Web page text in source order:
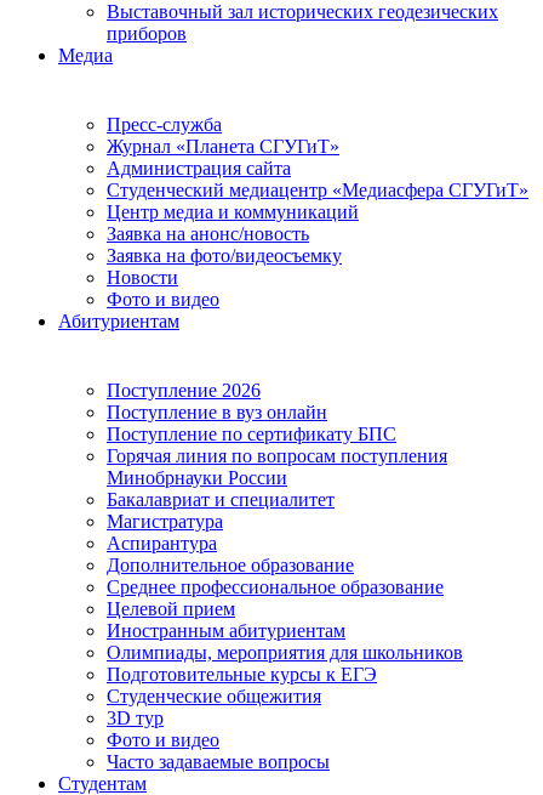
Выставочный зал исторических геодезических
приборов
Медиа
Пресс-служба
Журнал «Планета СГУГиТ»
Администрация сайта
Студенческий медиацентр «Медиасфера СГУГиТ»
Центр медиа и коммуникаций
Заявка на анонс/новость
Заявка на фото/видеосъемку
Новости
Фото и видео
Абитуриентам
Поступление 2026
Поступление в вуз онлайн
Поступление по сертификату БПС
Горячая линия по вопросам поступления
Минобрнауки России
Бакалавриат и специалитет
Магистратура
Аспирантура
Дополнительное образование
Среднее профессиональное образование
Целевой прием
Иностранным абитуриентам
Олимпиады, мероприятия для школьников
Подготовительные курсы к ЕГЭ
Студенческие общежития
3D тур
Фото и видео
Часто задаваемые вопросы
Студентам